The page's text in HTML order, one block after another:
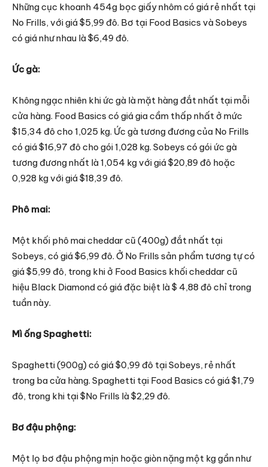
Những cục khoanh 454g bọc giấy nhôm có giá rẻ nhất tại
No Frills, với giá $5,99 đô. Bơ tại Food Basics và Sobeys
có giá như nhau là $6,49 đô.
Ức gà:
Không ngạc nhiên khi ức gà là mặt hàng đắt nhất tại mỗi
cửa hàng. Food Basics có giá gia cầm thấp nhất ở mức
$15,34 đô cho 1,025 kg. Ức gà tương đương của No Frills
có giá $16,97 đô cho gói 1,028 kg. Sobeys có gói ức gà
tương đương nhất là 1,054 kg với giá $20,89 đô hoặc
0,928 kg với giá $18,39 đô.
Phô mai:
Một khối phô mai cheddar cũ (400g) đắt nhất tại
Sobeys, có giá $6,99 đô. Ở No Frills sản phẩm tương tự có
giá $5,99 đô, trong khi ở Food Basics khối cheddar cũ
hiệu Black Diamond có giá đặc biệt là $ 4,88 đô chỉ trong
tuần này.
Mì ống Spaghetti:
Spaghetti (900g) có giá $0,99 đô tại Sobeys, rẻ nhất
trong ba cửa hàng. Spaghetti tại Food Basics có giá $1,79
đô, trong khi tại $No Frills là $2,29 đô.
Bơ đậu phộng:
Một lọ bơ đậu phộng mịn hoặc giòn nặng một kg gần như